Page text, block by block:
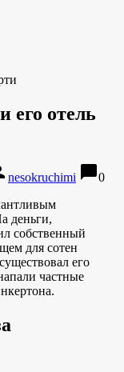
отель
nesokruchimi chat_bubble0
деньги,
собственный
для сотен
его
частные